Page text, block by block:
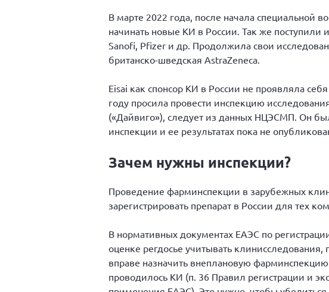
В марте 2022 года, после начала специальной
начинать новые КИ в России. Так же
Sanofi, Pfizer и др. Продолжила свои
британско-шведская AstraZeneca.
Eisai как спонсор КИ в России не проявляла
году просила провести инспекцию
(«Дайвиго»), следует из данных НЦЭСМП. Он
инспекции и ее результатах пока не
Зачем нужны инспекции?
Проведение фарминспекции в зарубежных
зарегистрировать препарат в России для тех
В нормативных документах ЕАЭС по
оценке регдосье учитывать
вправе назначить внеплановую
проводилось КИ (п. 36 Правил регистрации и